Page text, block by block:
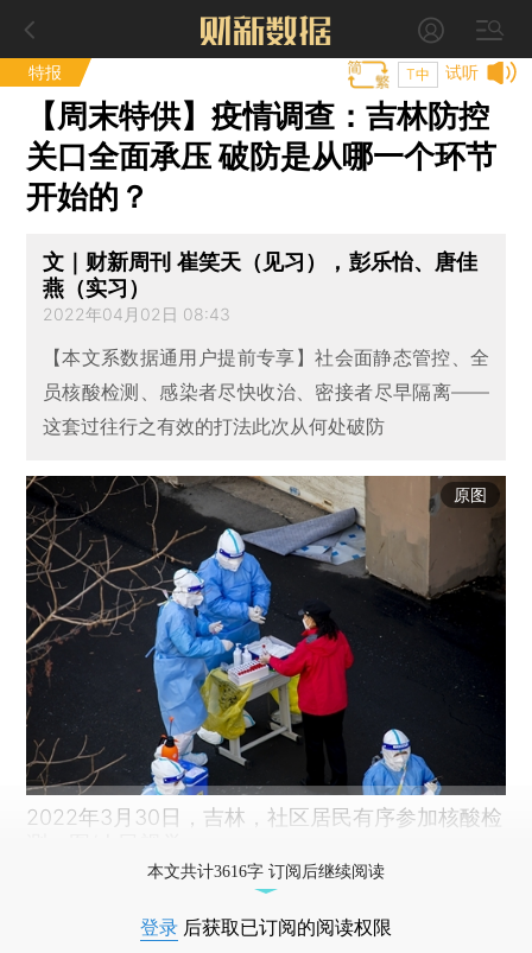
特报 试听
T中
【周末特供】疫情调查：吉林防控
关口全面承压 破防是从哪一个环节
开始的？
文｜财新周刊 崔笑天（见习），彭乐怡、唐佳
燕（实习）
2022年04月02日 08:43
【本文系数据通用户提前专享】社会面静态管控、全
员核酸检测、感染者尽快收治、密接者尽早隔离——
这套过往行之有效的打法此次从何处破防
原图
2022年3月30日，吉林，社区居民有序参加核酸检
本文共计3616字 订阅后继续阅读
登录 后获取已订阅的阅读权限